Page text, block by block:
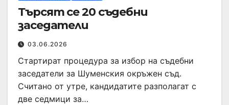
Търсят се 20 съдебни
заседатели
03.06.2026
Стартират процедура за избор на съдебни
заседатели за Шуменския окръжен съд.
Считано от утре, кандидатите разполагат с
две седмици за…